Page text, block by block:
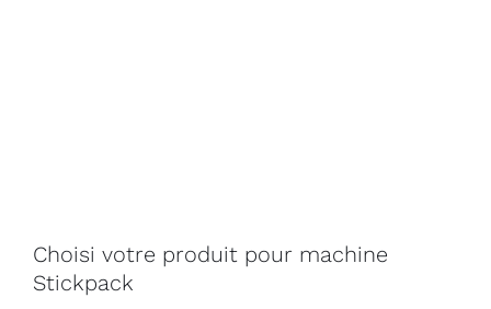
Choisi votre produit pour machine
Stickpack